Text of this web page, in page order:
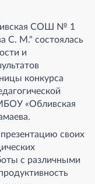
СОШ № 1
С. М." состоялась
и
конкурса
«Обливская
своих
с различными